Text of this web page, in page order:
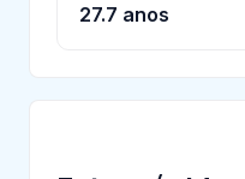
27.7 anos